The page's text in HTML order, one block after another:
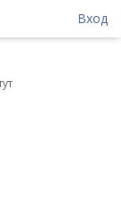
Вход